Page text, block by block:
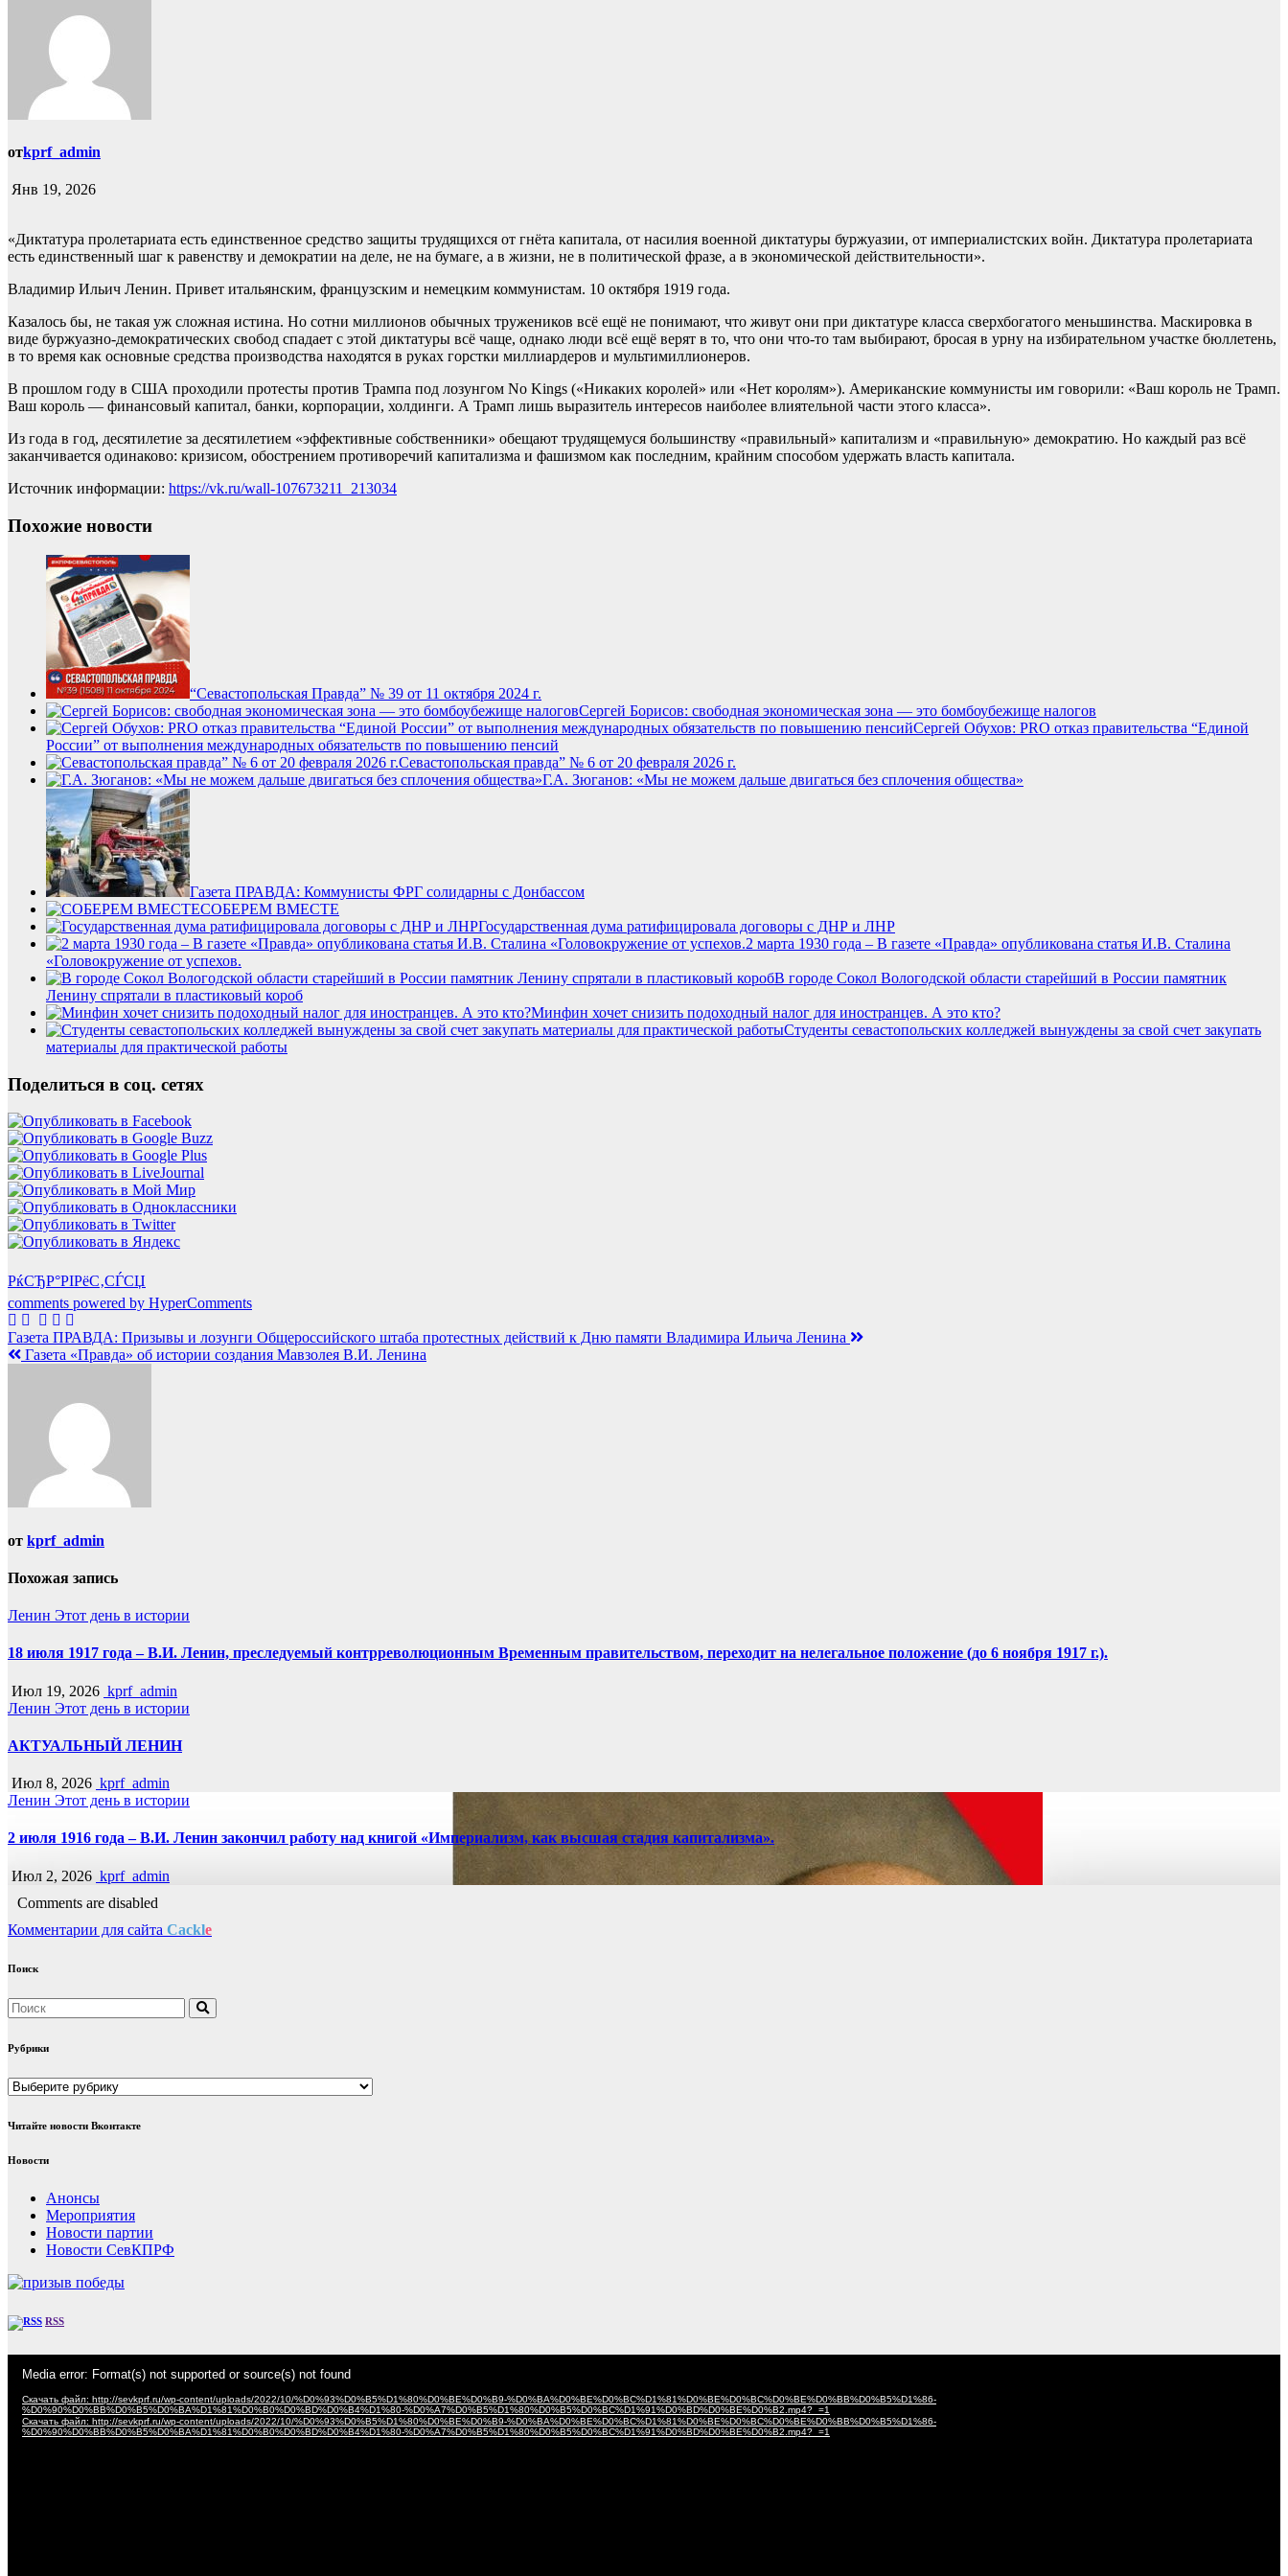
отkprf_admin
Янв 19, 2026
«Диктатура пролетариата есть единственное средство защиты трудящихся от гнёта капитала, от насилия военной диктатуры буржуазии, от империалистских войн. Диктатура пролетариата
есть единственный шаг к равенству и демократии на деле, не на бумаге, а в жизни, не в политической фразе, а в экономической действительности».
Владимир Ильич Ленин. Привет итальянским, французским и немецким коммунистам. 10 октября 1919 года.
Казалось бы, не такая уж сложная истина. Но сотни миллионов обычных тружеников всё ещё не понимают, что живут они при диктатуре класса сверхбогатого меньшинства. Маскировка в
виде буржуазно-демократических свобод спадает с этой диктатуры всё чаще, однако люди всё ещё верят в то, что они что-то там выбирают, бросая в урну на избирательном участке бюллетень,
в то время как основные средства производства находятся в руках горстки миллиардеров и мультимиллионеров.
В прошлом году в США проходили протесты против Трампа под лозунгом No Kings («Никаких королей» или «Нет королям»). Американские коммунисты им говорили: «Ваш король не Трамп.
Ваш король — финансовый капитал, банки, корпорации, холдинги. А Трамп лишь выразитель интересов наиболее влиятельной части этого класса».
Из года в год, десятилетие за десятилетием «эффективные собственники» обещают трудящемуся большинству «правильный» капитализм и «правильную» демократию. Но каждый раз всё
заканчивается одинаково: кризисом, обострением противоречий капитализма и фашизмом как последним, крайним способом удержать власть капитала.
Источник информации: https://vk.ru/wall-107673211_213034
Похожие новости
“Севастопольская Правда” № 39 от 11 октября 2024 г.
Сергей Борисов: свободная экономическая зона — это бомбоубежище налогов
Сергей Обухов: PRO отказ правительства “Единой
России” от выполнения международных обязательств по повышению пенсий
Севастопольская правда” № 6 от 20 февраля 2026 г.
Г.А. Зюганов: «Мы не можем дальше двигаться без сплочения общества»
Газета ПРАВДА: Коммунисты ФРГ солидарны с Донбассом
СОБЕРЕМ ВМЕСТЕ
Государственная дума ратифицировала договоры с ДНР и ЛНР
2 марта 1930 года – В газете «Правда» опубликована статья И.В. Сталина
«Головокружение от успехов.
В городе Сокол Вологодской области старейший в России памятник
Ленину спрятали в пластиковый короб
Минфин хочет снизить подоходный налог для иностранцев. А это кто?
Студенты севастопольских колледжей вынуждены за свой счет закупать
материалы для практической работы
Поделиться в соц. сетях
РќСЂР°РІРёС‚СЃСЏ
comments powered by HyperComments
Навигация
по
Газета ПРАВДА: Призывы и лозунги Общероссийского штаба протестных действий к Дню памяти Владимира Ильича Ленина
Газета «Правда» об истории создания Мавзолея В.И. Ленина
от kprf_admin
Похожая запись
Ленин Этот день в истории
18 июля 1917 года – В.И. Ленин, преследуемый контрреволюционным Временным правительством, переходит на нелегальное положение (до 6 ноября 1917 г.).
Июл 19, 2026 kprf_admin
Ленин Этот день в истории
АКТУАЛЬНЫЙ ЛЕНИН
Июл 8, 2026 kprf_admin
Ленин Этот день в истории
2 июля 1916 года – В.И. Ленин закончил работу над книгой «Империализм, как высшая стадия капитализма».
Июл 2, 2026 kprf_admin
Comments are disabled
Комментарии для сайта Cackle
Поиск
Рубрики
Рубрики
Читайте новости Вконтакте
Новости
Анонсы
Мероприятия
Новости партии
Новости СевКПРФ
RSS
Media error: Format(s) not supported or source(s) not found
Скачать файл: http://sevkprf.ru/wp-content/uploads/2022/10/%D0%93%D0%B5%D1%80%D0%BE%D0%B9-%D0%BA%D0%BE%D0%BC%D1%81%D0%BE%D0%BC%D0%BE%D0%BB%D0%B5%D1%86-
%D0%90%D0%BB%D0%B5%D0%BA%D1%81%D0%B0%D0%BD%D0%B4%D1%80-%D0%A7%D0%B5%D1%80%D0%B5%D0%BC%D1%91%D0%BD%D0%BE%D0%B2.mp4?_=1
Скачать файл: http://sevkprf.ru/wp-content/uploads/2022/10/%D0%93%D0%B5%D1%80%D0%BE%D0%B9-%D0%BA%D0%BE%D0%BC%D1%81%D0%BE%D0%BC%D0%BE%D0%BB%D0%B5%D1%86-
%D0%90%D0%BB%D0%B5%D0%BA%D1%81%D0%B0%D0%BD%D0%B4%D1%80-%D0%A7%D0%B5%D1%80%D0%B5%D0%BC%D1%91%D0%BD%D0%BE%D0%B2.mp4?_=1